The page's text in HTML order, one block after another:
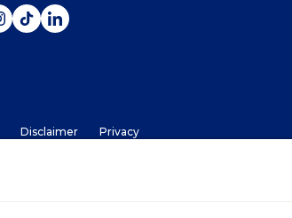
Disclaimer Privacy